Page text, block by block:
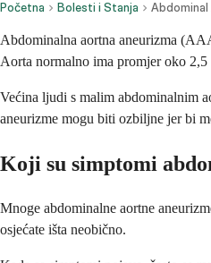
Početna Bolesti i Stanja Abdominal
Abdominalna aortna aneurizma
Aorta normalno ima promjer oko
Većina ljudi s malim abdominalnim
aneurizme mogu biti ozbiljne jer bi
Koji su simptomi
Mnoge abdominalne aortne
osjećate išta neobično.